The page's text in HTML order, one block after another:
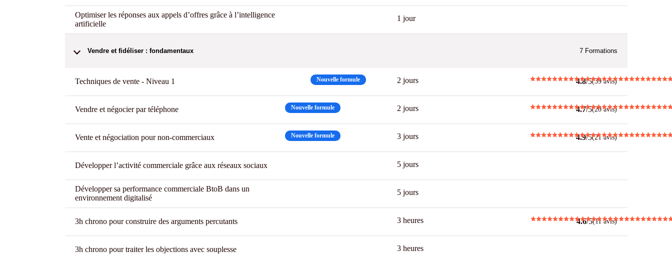
Optimiser les réponses aux appels d’offres grâce à l’intelligence
artificielle
1 jour
Vendre et fidéliser : fondamentaux 7 Formations
Techniques de vente - Niveau 1 Nouvelle formule 2 jours 4.8/5(39 avis)
Vendre et négocier par téléphone Nouvelle formule 2 jours 4.7/5(20 avis)
Vente et négociation pour non-commerciaux Nouvelle formule 3 jours 4.9/5(21 avis)
Développer l’activité commerciale grâce aux réseaux sociaux 5 jours
Développer sa performance commerciale BtoB dans un
environnement digitalisé
5 jours
3h chrono pour construire des arguments percutants 3 heures 4.6/5(11 avis)
3h chrono pour traiter les objections avec souplesse 3 heures